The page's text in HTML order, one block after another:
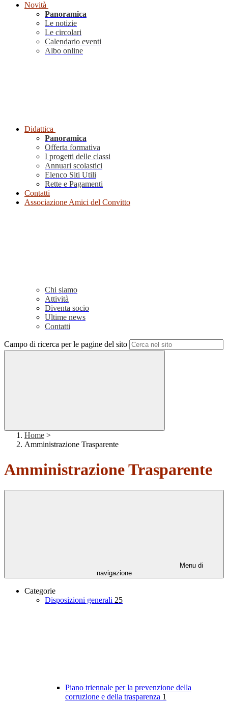
Novità
Panoramica
Le notizie
Le circolari
Calendario eventi
Albo online
Didattica
Panoramica
Offerta formativa
I progetti delle classi
Annuari scolastici
Elenco Siti Utili
Rette e Pagamenti
Contatti
Associazione Amici del Convitto
Chi siamo
Attività
Diventa socio
Ultime news
Contatti
Campo di ricerca per le pagine del sito
Home >
Amministrazione Trasparente
Amministrazione Trasparente
Menu di
navigazione
Categorie
Disposizioni generali 25
Piano triennale per la prevenzione della
corruzione e della trasparenza 1